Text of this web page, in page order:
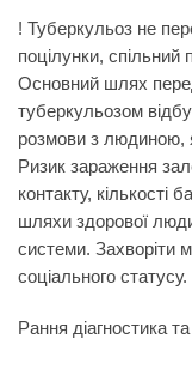
! Туберкульоз не
поцілунки,
Основний шлях
туберкульозом
розмови з людиною,
Ризик зараження
контакту, кількості
шляхи здорової
системи. Захворіти
соціального статусу.
Рання діагностика